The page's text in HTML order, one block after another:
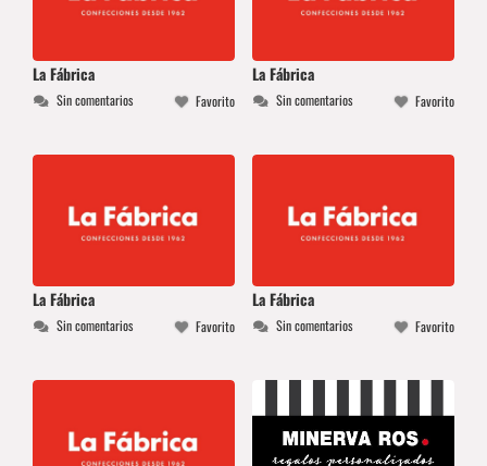
La Fábrica
Sin comentarios Favorito
La Fábrica
Sin comentarios Favorito
La Fábrica
Sin comentarios Favorito
La Fábrica
Sin comentarios Favorito